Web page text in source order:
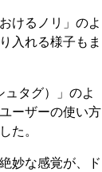
けるノリ」のよ
入れる様子もま
タグ）」のよ
ーザーの使い方
た。
妙な感覚が、ド